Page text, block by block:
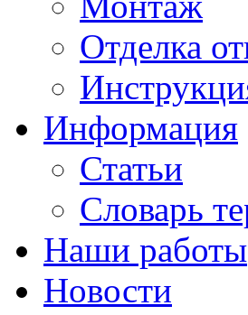
Отделка
Информация
Статьи
Словарь
Наши работы
Новости